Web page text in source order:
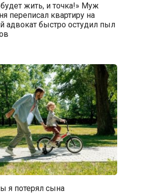
жить, и точка!» Муж
переписал квартиру на
адвокат быстро остудил пыл
я потерял сына